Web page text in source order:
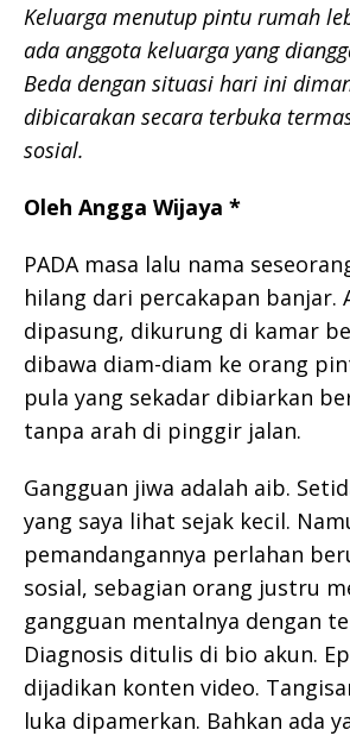
Keluarga menutup pintu rumah
ada anggota keluarga yang
Beda dengan situasi hari ini
dibicarakan secara terbuka
sosial.
Oleh Angga Wijaya *
PADA masa lalu nama
hilang dari percakapan banjar.
dipasung, dikurung di kamar
dibawa diam-diam ke orang
pula yang sekadar dibiarkan
tanpa arah di pinggir jalan.
Gangguan jiwa adalah aib.
yang saya lihat sejak kecil.
pemandangannya perlahan
sosial, sebagian orang justru
gangguan mentalnya dengan
Diagnosis ditulis di bio akun.
dijadikan konten video.
luka dipamerkan. Bahkan ada